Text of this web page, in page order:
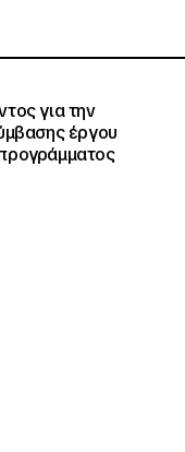
για την
έργου